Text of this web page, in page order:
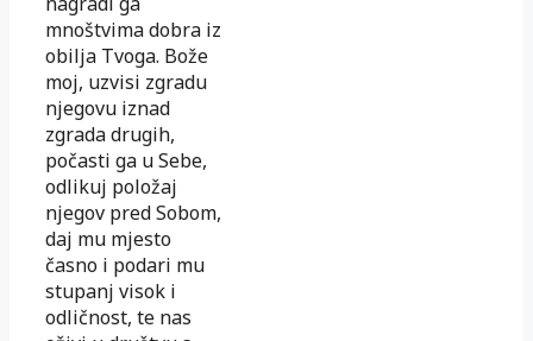
mnoštvima dobra iz
obilja Tvoga. Bože
moj, uzvisi zgradu
njegovu iznad
zgrada drugih,
počasti ga u Sebe,
odlikuj položaj
njegov pred Sobom,
daj mu mjesto
časno i podari mu
stupanj visok i
odličnost, te nas